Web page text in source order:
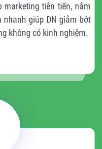
tiên tiến, nắm
giúp DN giảm bớt
không có kinh nghiệm.